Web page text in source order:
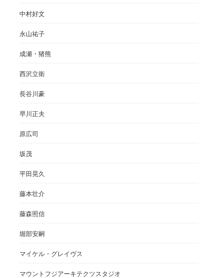
中村好文
永山祐子
成瀬・猪熊
西沢立衛
長谷川豪
早川正夫
原広司
坂茂
平田晃久
藤本壮介
藤森照信
堀部安嗣
マイケル・グレイヴス
マウントフジアーキテクツスタジオ